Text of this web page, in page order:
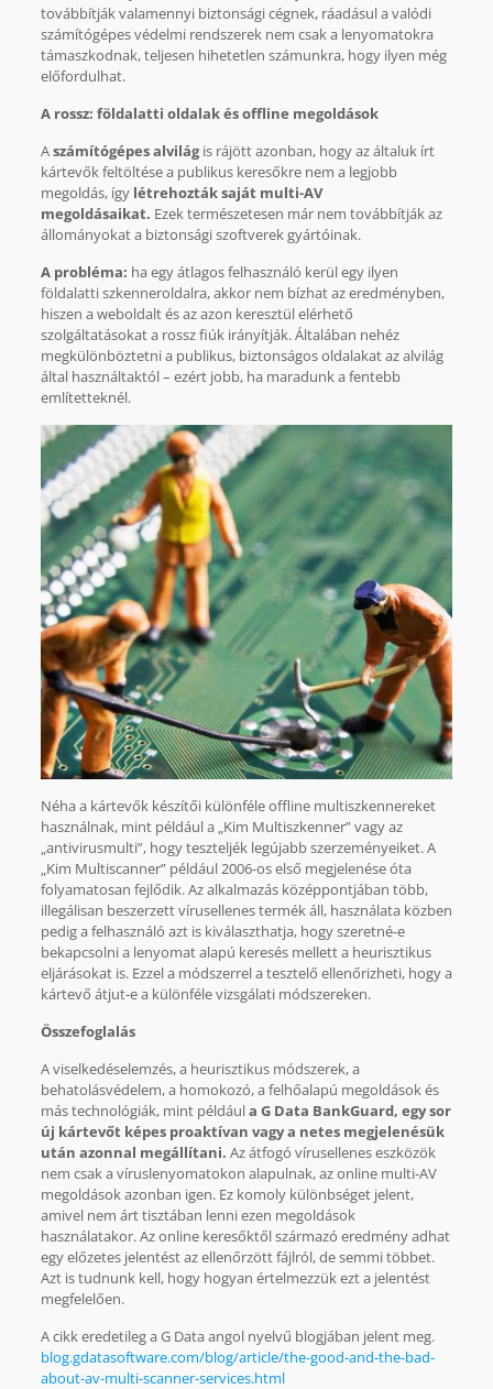
továbbítják valamennyi biztonsági cégnek, ráadásul a valódi
számítógépes védelmi rendszerek nem csak a lenyomatokra
támaszkodnak, teljesen hihetetlen számunkra, hogy ilyen még
előfordulhat.
A rossz: földalatti oldalak és offline megoldások
Aszámítógépes alvilágis rájött azonban, hogy az általuk írt
kártevők feltöltése a publikus keresőkre nem a legjobb
megoldás, így létrehozták saját multi-AV
megoldásaikat. Ezek természetesen már nem továbbítják az
állományokat a biztonsági szoftverek gyártóinak.
A probléma: ha egy átlagos felhasználó kerül egy ilyen
földalatti szkenneroldalra, akkor nem bízhat az eredményben,
hiszen a weboldalt és az azon keresztül elérhető
szolgáltatásokat a rossz fiúk irányítják. Általában nehéz
megkülönböztetni a publikus, biztonságos oldalakat az alvilág
által használtaktól – ezért jobb, ha maradunk a fentebb
említetteknél.
Néha a kártevők készítői különféle offline multiszkennereket
használnak, mint például a „Kim Multiszkenner” vagy az
„antivirusmulti”, hogy teszteljék legújabb szerzeményeiket. A
„Kim Multiscanner” például 2006-os első megjelenése óta
folyamatosan fejlődik. Az alkalmazás középpontjában több,
illegálisan beszerzett vírusellenes termék áll, használata közben
pedig a felhasználó azt is kiválaszthatja, hogy szeretné-e
bekapcsolni a lenyomat alapú keresés mellett a heurisztikus
eljárásokat is. Ezzel a módszerrel a tesztelő ellenőrizheti, hogy a
kártevő átjut-e a különféle vizsgálati módszereken.
Összefoglalás
A viselkedéselemzés, a heurisztikus módszerek, a
behatolásvédelem, a homokozó, a felhőalapú megoldások és
más technológiák, mint példáula G Data BankGuard, egy sor
új kártevőt képes proaktívan vagy a netes megjelenésük
után azonnal megállítani. Az átfogó vírusellenes eszközök
nem csak a víruslenyomatokon alapulnak, az online multi-AV
megoldások azonban igen. Ez komoly különbséget jelent,
amivel nem árt tisztában lenni ezen megoldások
használatakor. Az online keresőktől származó eredmény adhat
egy előzetes jelentést az ellenőrzött fájlról, de semmi többet.
Azt is tudnunk kell, hogy hogyan értelmezzük ezt a jelentést
megfelelően.
A cikk eredetileg a G Data angol nyelvű blogjában jelent meg.
blog.gdatasoftware.com/blog/article/the-good-and-the-bad-
about-av-multi-scanner-services.html